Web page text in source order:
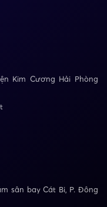
Kim Cương Hải Phòng
sân bay Cát Bi, P. Đông